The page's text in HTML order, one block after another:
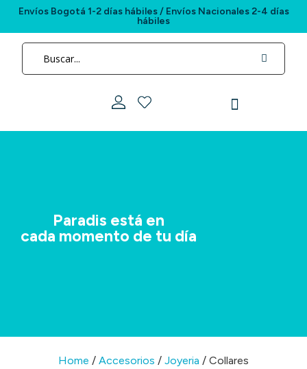
Envíos Bogotá 1-2 días hábiles / Envíos Nacionales 2-4 días
hábiles
Paradis está en
cada momento de tu día
Home / Accesorios / Joyeria / Collares